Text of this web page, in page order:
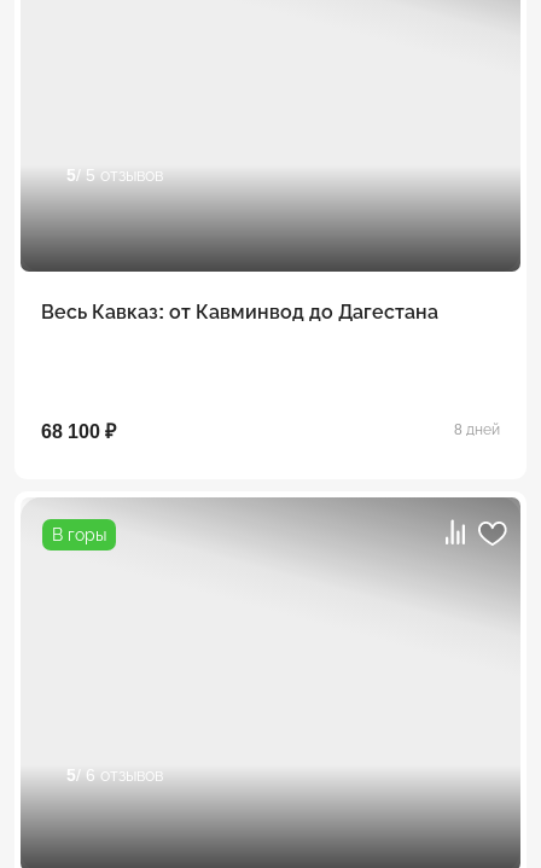
5/ 5 отзывов
Весь Кавказ: от Кавминвод до Дагестана
68 100 ₽ 8 дней
В горы
5/ 6 отзывов